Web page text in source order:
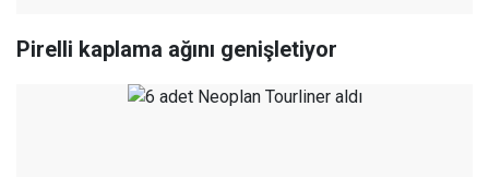
Pirelli kaplama ağını genişletiyor